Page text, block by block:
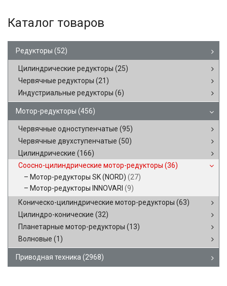
Каталог товаров
Редукторы (52)
Цилиндрические редукторы (25)
Червячные редукторы (21)
Индустриальные редукторы (6)
Мотор-редукторы (456)
Червячные одноступенчатые (95)
Червячные двухступенчатые (50)
Цилиндрические (166)
Соосно-цилиндрические мотор-редукторы (36)
Мотор-редукторы SK (NORD) (27)
Мотор-редукторы INNOVARI (9)
Коническо-цилиндрические мотор-редукторы (63)
Цилиндро-конические (32)
Планетарные мотор-редукторы (13)
Волновые (1)
Приводная техника (2968)